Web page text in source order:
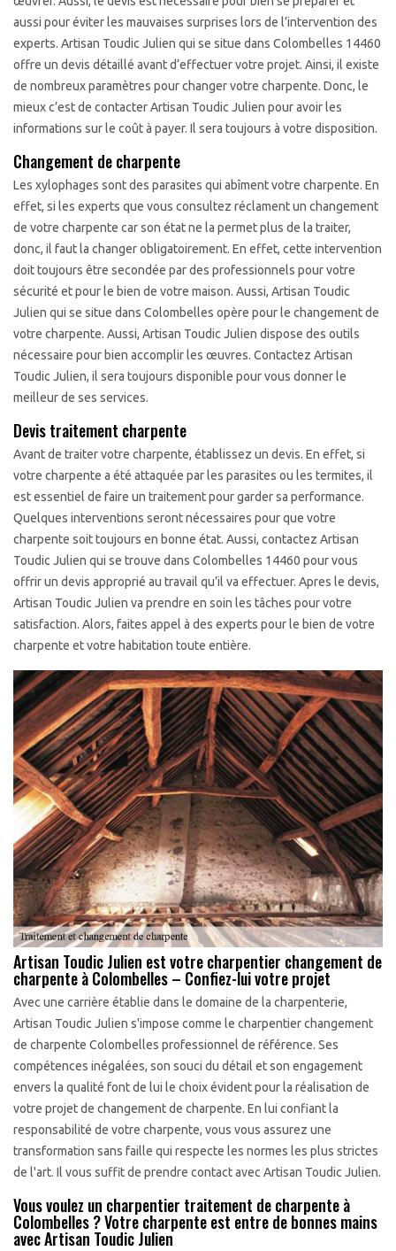
aussi pour éviter les mauvaises surprises lors de l’intervention des
experts. Artisan Toudic Julien qui se situe dans Colombelles 14460
offre un devis détaillé avant d’effectuer votre projet. Ainsi, il existe
de nombreux paramètres pour changer votre charpente. Donc, le
mieux c’est de contacter Artisan Toudic Julien pour avoir les
informations sur le coût à payer. Il sera toujours à votre disposition.
Changement de charpente
Les xylophages sont des parasites qui abîment votre charpente. En
effet, si les experts que vous consultez réclament un changement
de votre charpente car son état ne la permet plus de la traiter,
donc, il faut la changer obligatoirement. En effet, cette intervention
doit toujours être secondée par des professionnels pour votre
sécurité et pour le bien de votre maison. Aussi, Artisan Toudic
Julien qui se situe dans Colombelles opère pour le changement de
votre charpente. Aussi, Artisan Toudic Julien dispose des outils
nécessaire pour bien accomplir les œuvres. Contactez Artisan
Toudic Julien, il sera toujours disponible pour vous donner le
meilleur de ses services.
Devis traitement charpente
Avant de traiter votre charpente, établissez un devis. En effet, si
votre charpente a été attaquée par les parasites ou les termites, il
est essentiel de faire un traitement pour garder sa performance.
Quelques interventions seront nécessaires pour que votre
charpente soit toujours en bonne état. Aussi, contactez Artisan
Toudic Julien qui se trouve dans Colombelles 14460 pour vous
offrir un devis approprié au travail qu’il va effectuer. Apres le devis,
Artisan Toudic Julien va prendre en soin les tâches pour votre
satisfaction. Alors, faites appel à des experts pour le bien de votre
charpente et votre habitation toute entière.
Artisan Toudic Julien est votre charpentier changement de
charpente à Colombelles – Confiez-lui votre projet
Avec une carrière établie dans le domaine de la charpenterie,
Artisan Toudic Julien s'impose comme le charpentier changement
de charpente Colombelles professionnel de référence. Ses
compétences inégalées, son souci du détail et son engagement
envers la qualité font de lui le choix évident pour la réalisation de
votre projet de changement de charpente. En lui confiant la
responsabilité de votre charpente, vous vous assurez une
transformation sans faille qui respecte les normes les plus strictes
de l'art. Il vous suffit de prendre contact avec Artisan Toudic Julien.
Vous voulez un charpentier traitement de charpente à
Colombelles ? Votre charpente est entre de bonnes mains
avec Artisan Toudic Julien